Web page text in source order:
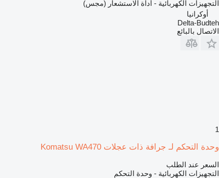
التجهيزات الكهربائية - أداة الاستشعار (مجس)
أوكرانيا
Delta-Budteh
الاتصال بالبائع
1
وحدة التحكم لـ جرافة ذات عجلات Komatsu WA470
السعر عند الطلب
التجهيزات الكهربائية - وحدة التحكم